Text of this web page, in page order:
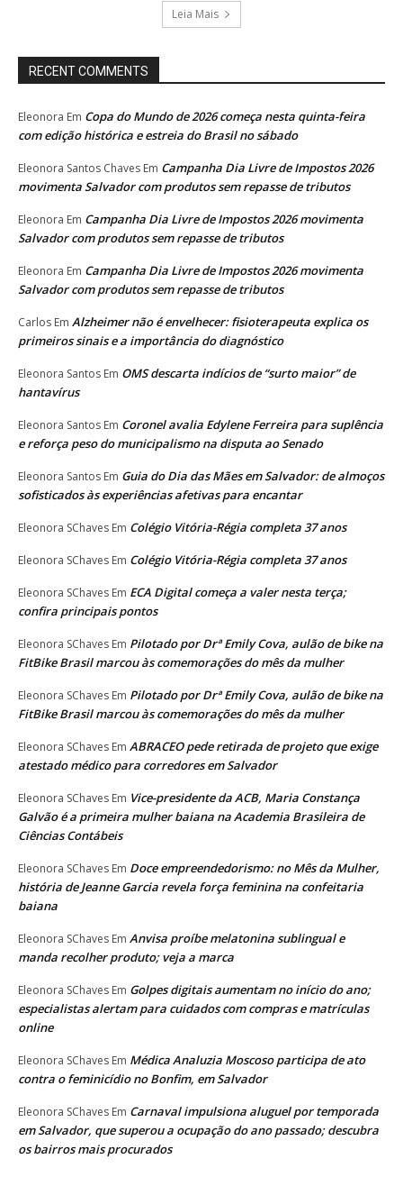
Leia Mais
RECENT COMMENTS
Eleonora Em Copa do Mundo de 2026 começa nesta quinta-feira
com edição histórica e estreia do Brasil no sábado
Eleonora Santos Chaves Em Campanha Dia Livre de Impostos 2026
movimenta Salvador com produtos sem repasse de tributos
Eleonora Em Campanha Dia Livre de Impostos 2026 movimenta
Salvador com produtos sem repasse de tributos
Eleonora Em Campanha Dia Livre de Impostos 2026 movimenta
Salvador com produtos sem repasse de tributos
Carlos Em Alzheimer não é envelhecer: fisioterapeuta explica os
primeiros sinais e a importância do diagnóstico
Eleonora Santos Em OMS descarta indícios de “surto maior” de
hantavírus
Eleonora Santos Em Coronel avalia Edylene Ferreira para suplência
e reforça peso do municipalismo na disputa ao Senado
Eleonora Santos Em Guia do Dia das Mães em Salvador: de almoços
sofisticados às experiências afetivas para encantar
Eleonora SChaves Em Colégio Vitória-Régia completa 37 anos
Eleonora SChaves Em Colégio Vitória-Régia completa 37 anos
Eleonora SChaves Em ECA Digital começa a valer nesta terça;
confira principais pontos
Eleonora SChaves Em Pilotado por Drª Emily Cova, aulão de bike na
FitBike Brasil marcou às comemorações do mês da mulher
Eleonora SChaves Em Pilotado por Drª Emily Cova, aulão de bike na
FitBike Brasil marcou às comemorações do mês da mulher
Eleonora SChaves Em ABRACEO pede retirada de projeto que exige
atestado médico para corredores em Salvador
Eleonora SChaves Em Vice-presidente da ACB, Maria Constança
Galvão é a primeira mulher baiana na Academia Brasileira de
Ciências Contábeis
Eleonora SChaves Em Doce empreendedorismo: no Mês da Mulher,
história de Jeanne Garcia revela força feminina na confeitaria
baiana
Eleonora SChaves Em Anvisa proíbe melatonina sublingual e
manda recolher produto; veja a marca
Eleonora SChaves Em Golpes digitais aumentam no início do ano;
especialistas alertam para cuidados com compras e matrículas
online
Eleonora SChaves Em Médica Analuzia Moscoso participa de ato
contra o feminicídio no Bonfim, em Salvador
Eleonora SChaves Em Carnaval impulsiona aluguel por temporada
em Salvador, que superou a ocupação do ano passado; descubra
os bairros mais procurados